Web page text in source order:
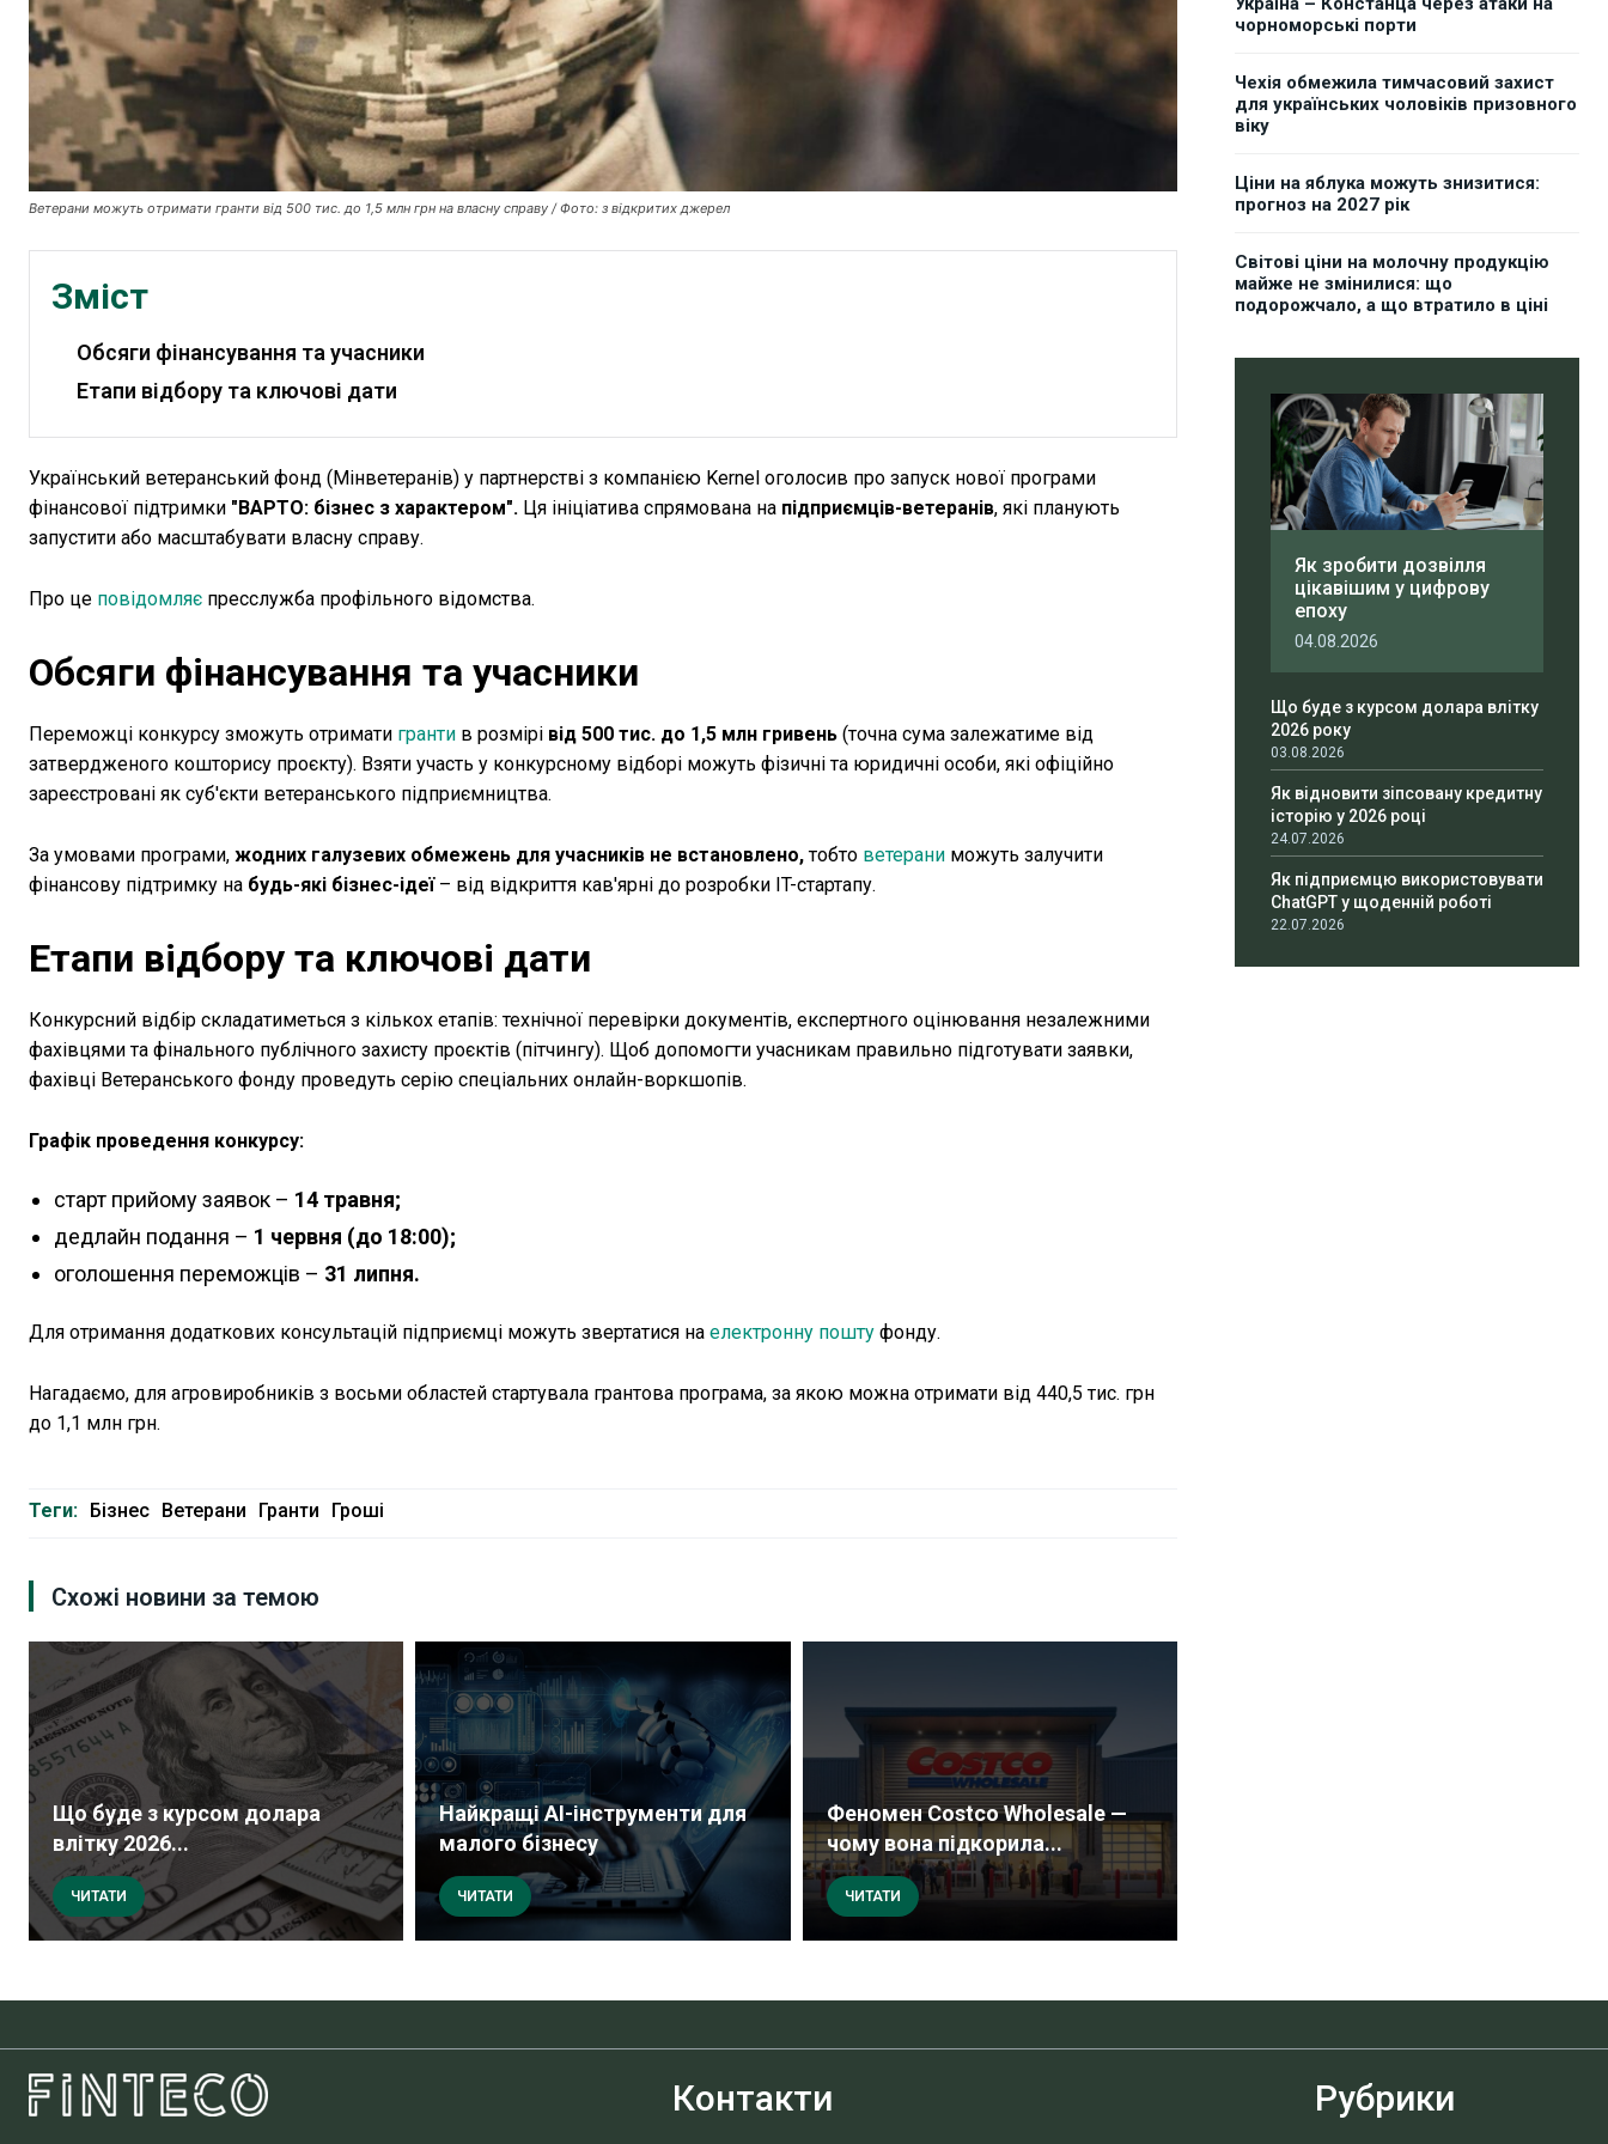
Ветерани можуть отримати гранти від 500 тис. до 1,5 млн грн на власну справу / Фото: з відкритих джерел
Зміст
Обсяги фінансування та учасники
Етапи відбору та ключові дати
Український ветеранський фонд (Мінветеранів) у партнерстві з компанією Kernel оголосив про запуск нової програми
фінансової підтримки "ВАРТО: бізнес з характером". Ця ініціатива спрямована на підприємців-ветеранів, які планують
запустити або масштабувати власну справу.
Про це повідомляє пресслужба профільного відомства.
Обсяги фінансування та учасники
Переможці конкурсу зможуть отримати гранти в розмірі від 500 тис. до 1,5 млн гривень (точна сума залежатиме від
затвердженого кошторису проєкту). Взяти участь у конкурсному відборі можуть фізичні та юридичні особи, які офіційно
зареєстровані як суб'єкти ветеранського підприємництва.
За умовами програми, жодних галузевих обмежень для учасників не встановлено,тобто ветерани можуть залучити
фінансову підтримку на будь-які бізнес-ідеї – від відкриття кав'ярні до розробки IT-стартапу.
Етапи відбору та ключові дати
Конкурсний відбір складатиметься з кількох етапів: технічної перевірки документів, експертного оцінювання незалежними
фахівцями та фінального публічного захисту проєктів (пітчингу). Щоб допомогти учасникам правильно підготувати заявки,
фахівці Ветеранського фонду проведуть серію спеціальних онлайн-воркшопів.
Графік проведення конкурсу:
старт прийому заявок – 14 травня;
дедлайн подання – 1 червня (до 18:00);
оголошення переможців – 31 липня.
Для отримання додаткових консультацій підприємці можуть звертатися на електронну пошту фонду.
Нагадаємо, для агровиробників з восьми областей стартувала грантова програма, за якою можна отримати від 440,5 тис. грн
до 1,1 млн грн.
Теги: Бізнес Ветерани Гранти Гроші
Схожі новини за темою
Що буде з курсом долара
влітку 2026...
ЧИТАТИ
Найкращі AI-інструменти для
малого бізнесу
ЧИТАТИ
Феномен Costco Wholesale —
чому вона підкорила...
ЧИТАТИ
чорноморські порти
Чехія обмежила тимчасовий захист
для українських чоловіків призовного
віку
Ціни на яблука можуть знизитися:
прогноз на 2027 рік
Світові ціни на молочну продукцію
майже не змінилися: що
подорожчало, а що втратило в ціні
Як зробити дозвілля
цікавішим у цифрову
епоху
04.08.2026
Що буде з курсом долара влітку
2026 року
03.08.2026
Як відновити зіпсовану кредитну
історію у 2026 році
24.07.2026
Як підприємцю використовувати
ChatGPT у щоденній роботі
22.07.2026
Контакти Рубрики